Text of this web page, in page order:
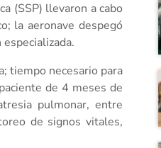
(SSP) llevaron a cabo
la aeronave despegó
tiempo necesario para
de 4 meses de
pulmonar, entre
de signos vitales,